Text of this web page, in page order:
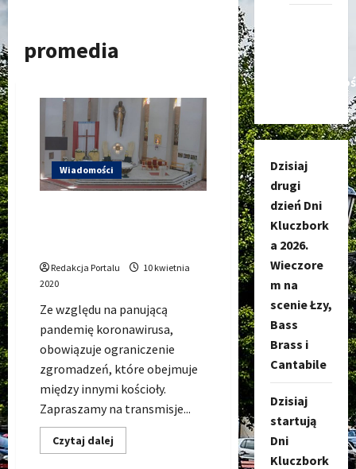
promedia
Wiadomości
Redakcja Portalu
10 kwietnia
2020
Ze względu na panującą
pandemię koronawirusa,
obowiązuje ograniczenie
zgromadzeń, które obejmuje
między innymi kościoły.
Zapraszamy na transmisje...
Czytaj dalej
się
Dzisiaj
drugi
dzień Dni
Kluczbork
a 2026.
Wieczore
m na
scenie Łzy,
Bass
Brass i
Cantabile
Dzisiaj
startują
Dni
Kluczbork